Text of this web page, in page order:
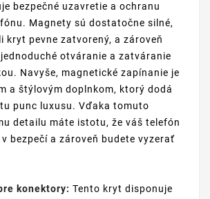
bezpečné uzavretie a ochranu
Magnety sú dostatočne silné,
kryt pevne zatvorený, a zároveň
otváranie a zatváranie
Navyše, magnetické zapínanie je
a štýlovým doplnkom, ktorý dodá
punc luxusu. Vďaka tomuto
detailu máte istotu, že váš telefón
v bezpečí a zároveň budete vyzerať
konektory: Tento kryt disponuje